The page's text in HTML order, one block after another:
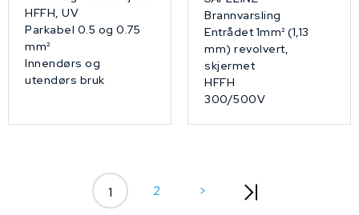
HFFH, UV
Parkabel 0.5 og 0.75
mm²
Innendørs og
utendørs bruk
Brannvarsling
Entrådet 1mm² (1,13
mm) revolvert,
skjermet
HFFH
300/500V
1 2 >